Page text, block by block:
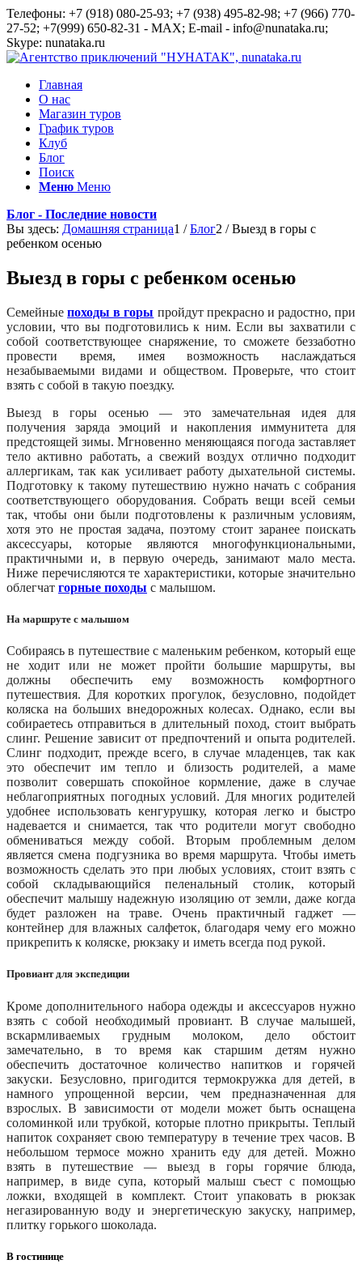
Телефоны: +7 (918) 080-25-93; +7 (938) 495-82-98; +7 (966) 770-
27-52; +7(999) 650-82-31 - MAX; E-mail - info@nunataka.ru;
Skype: nunataka.ru
Главная
О нас
Магазин туров
График туров
Клуб
Блог
Поиск
Меню Меню
Блог - Последние новости
Вы здесь: Домашняя страница1 / Блог2 / Выезд в горы с
ребенком осенью
Выезд в горы с ребенком осенью
Семейныепоходы в горы пройдут прекрасно и радостно, при
условии, что вы подготовились к ним. Если вы захватили с
собой соответствующее снаряжение, то сможете беззаботно
провести время, имея возможность наслаждаться
незабываемыми видами и обществом. Проверьте, что стоит
взять с собой в такую поездку.
Выезд в горы осенью — это замечательная идея для
получения заряда эмоций и накопления иммунитета для
предстоящей зимы. Мгновенно меняющаяся погода заставляет
тело активно работать, а свежий воздух отлично подходит
аллергикам, так как усиливает работу дыхательной системы.
Подготовку к такому путешествию нужно начать с собрания
соответствующего оборудования. Собрать вещи всей семьи
так, чтобы они были подготовлены к различным условиям,
хотя это не простая задача, поэтому стоит заранее поискать
аксессуары, которые являются многофункциональными,
практичными и, в первую очередь, занимают мало места.
Ниже перечисляются те характеристики, которые значительно
облегчат горные походы с малышом.
На маршруте с малышом
Собираясь в путешествие с маленьким ребенком, который еще
не ходит или не может пройти большие маршруты, вы
должны обеспечить ему возможность комфортного
путешествия. Для коротких прогулок, безусловно, подойдет
коляска на больших внедорожных колесах. Однако, если вы
собираетесь отправиться в длительный поход, стоит выбрать
слинг. Решение зависит от предпочтений и опыта родителей.
Слинг подходит, прежде всего, в случае младенцев, так как
это обеспечит им тепло и близость родителей, а маме
позволит совершать спокойное кормление, даже в случае
неблагоприятных погодных условий. Для многих родителей
удобнее использовать кенгурушку, которая легко и быстро
надевается и снимается, так что родители могут свободно
обмениваться между собой. Вторым проблемным делом
является смена подгузника во время маршрута. Чтобы иметь
возможность сделать это при любых условиях, стоит взять с
собой складывающийся пеленальный столик, который
обеспечит малышу надежную изоляцию от земли, даже когда
будет разложен на траве. Очень практичный гаджет —
контейнер для влажных салфеток, благодаря чему его можно
прикрепить к коляске, рюкзаку и иметь всегда под рукой.
Провиант для экспедиции
Кроме дополнительного набора одежды и аксессуаров нужно
взять с собой необходимый провиант. В случае малышей,
вскармливаемых грудным молоком, дело обстоит
замечательно, в то время как старшим детям нужно
обеспечить достаточное количество напитков и горячей
закуски. Безусловно, пригодится термокружка для детей, в
намного упрощенной версии, чем предназначенная для
взрослых. В зависимости от модели может быть оснащена
соломинкой или трубкой, которые плотно прикрыты. Теплый
напиток сохраняет свою температуру в течение трех часов. В
небольшом термосе можно хранить еду для детей. Можно
взять в путешествие — выезд в горы горячие блюда,
например, в виде супа, который малыш съест с помощью
ложки, входящей в комплект. Стоит упаковать в рюкзак
негазированную воду и энергетическую закуску, например,
плитку горького шоколада.
В гостинице